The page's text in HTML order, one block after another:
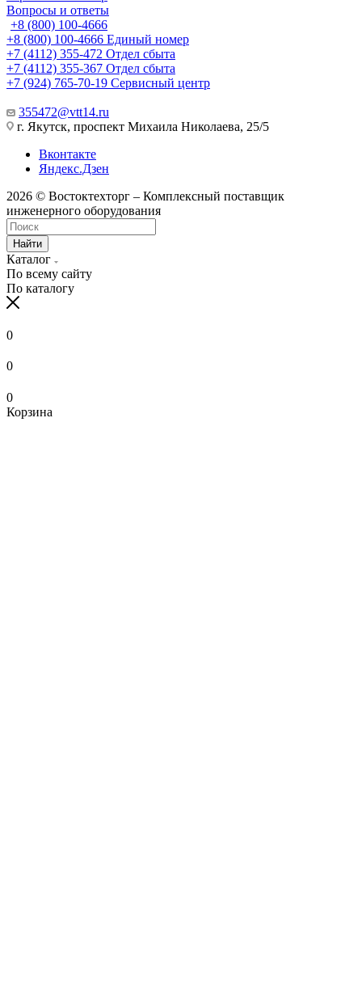
Вопросы и ответы
+8 (800) 100-4666
+8 (800) 100-4666 Единый номер
+7 (4112) 355-472 Отдел сбыта
+7 (4112) 355-367 Отдел сбыта
+7 (924) 765-70-19 Сервисный центр
355472@vtt14.ru
г. Якутск, проспект Михаила Николаева, 25/5
Вконтакте
Яндекс.Дзен
2026 © Востоктехторг – Комплексный поставщик
инженерного оборудования
Найти
Каталог
По всему сайту
По каталогу
0
0
0
Корзина